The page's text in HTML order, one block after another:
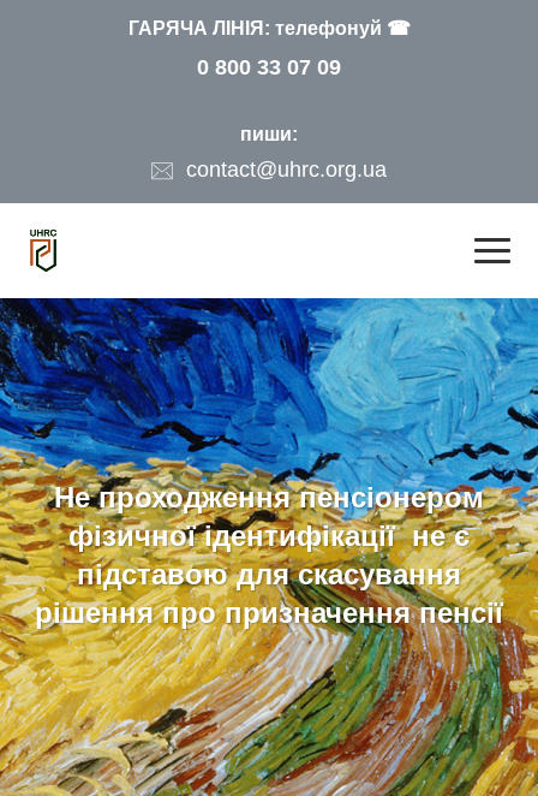
ГАРЯЧА ЛІНІЯ: телефонуй ☎
0 800 33 07 09
пиши:
contact@uhrc.org.ua
Не проходження пенсіонером
фізичної ідентифікації не є
підставою для скасування
рішення про призначення пенсії